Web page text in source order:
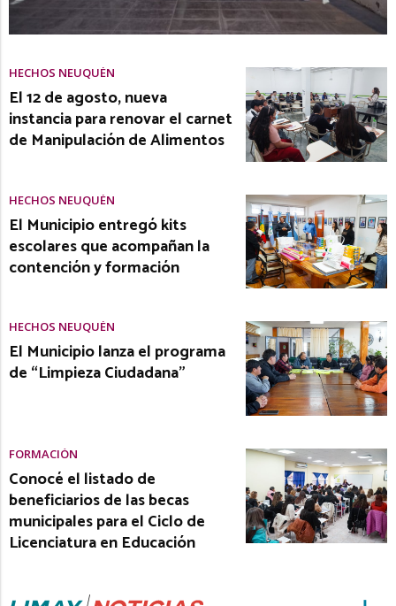
HECHOS NEUQUÉN
El 12 de agosto, nueva
instancia para renovar el carnet
de Manipulación de Alimentos
HECHOS NEUQUÉN
El Municipio entregó kits
escolares que acompañan la
contención y formación
HECHOS NEUQUÉN
El Municipio lanza el programa
de “Limpieza Ciudadana”
FORMACIÓN
Conocé el listado de
beneficiarios de las becas
municipales para el Ciclo de
Licenciatura en Educación